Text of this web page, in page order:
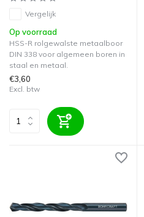
Vergelijk
Op voorraad
HSS-R rolgewalste metaalboor
DIN 338 voor algemeen boren in
staal en metaal.
€3,60
Excl. btw